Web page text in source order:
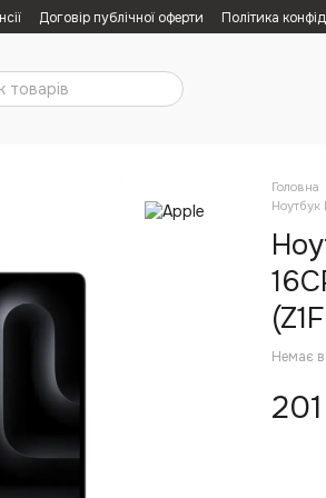
Договір публічної оферти Політика
Головна
Ноутбук
Немає в